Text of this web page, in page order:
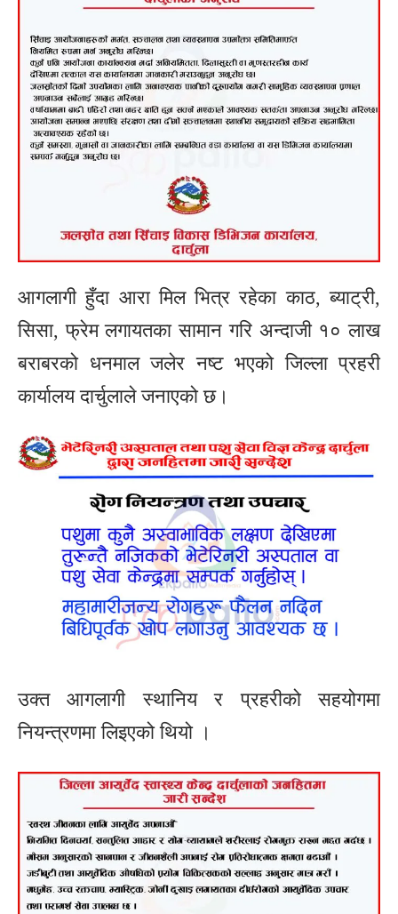
आगलागी हुँदा आरा मिल भित्र रहेका काठ, ब्याट्री,
सिसा, फ्रेम लगायतका सामान गरि अन्दाजी १० लाख
बराबरको धनमाल जलेर नष्ट भएको जिल्ला प्रहरी
कार्यालय दार्चुलाले जनाएको छ।
उक्त आगलागी स्थानिय र प्रहरीको सहयोगमा
नियन्त्रणमा लिइएको थियो ।